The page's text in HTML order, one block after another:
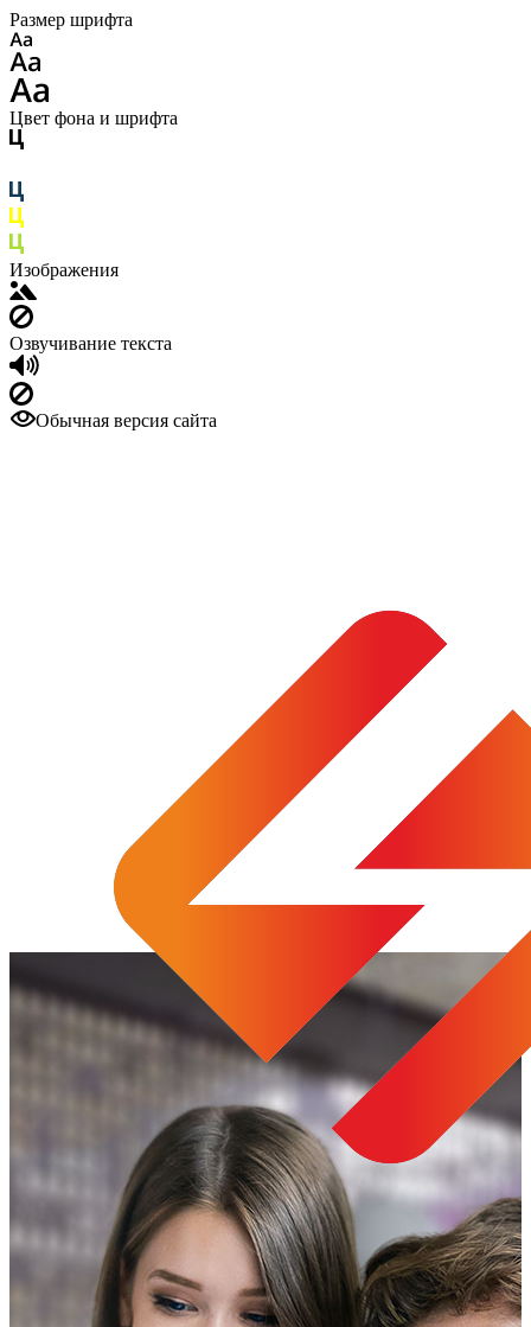
Размер шрифта
Цвет фона и шрифта
Изображения
Озвучивание текста
Обычная версия сайта